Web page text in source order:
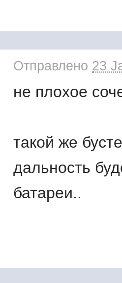
Отправлено 23
не плохое
такой же
дальность
батареи..